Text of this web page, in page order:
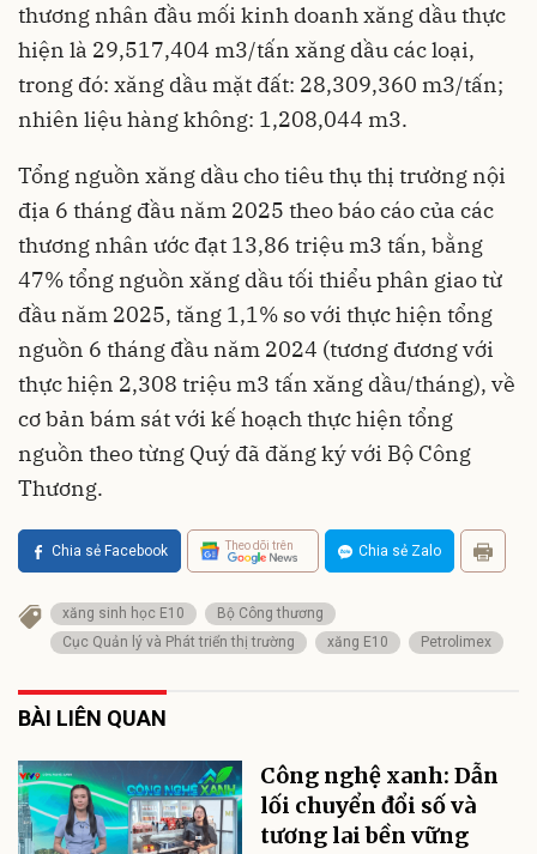
thương nhân đầu mối kinh doanh xăng dầu thực
hiện là 29,517,404 m3/tấn xăng dầu các loại,
trong đó: xăng dầu mặt đất: 28,309,360 m3/tấn;
nhiên liệu hàng không: 1,208,044 m3.
Tổng nguồn xăng dầu cho tiêu thụ thị trường nội
địa 6 tháng đầu năm 2025 theo báo cáo của các
thương nhân ước đạt 13,86 triệu m3 tấn, bằng
47% tổng nguồn xăng dầu tối thiểu phân giao từ
đầu năm 2025, tăng 1,1% so với thực hiện tổng
nguồn 6 tháng đầu năm 2024 (tương đương với
thực hiện 2,308 triệu m3 tấn xăng dầu/tháng), về
cơ bản bám sát với kế hoạch thực hiện tổng
nguồn theo từng Quý đã đăng ký với Bộ Công
Thương.
Chia sẻ Facebook Theo dõi trên Chia sẻ Zalo
xăng sinh học E10
Bộ Công thương
Cục Quản lý và Phát triển thị trường
xăng E10 Petrolimex
BÀI LIÊN QUAN
Công nghệ xanh: Dẫn
lối chuyển đổi số và
tương lai bền vững